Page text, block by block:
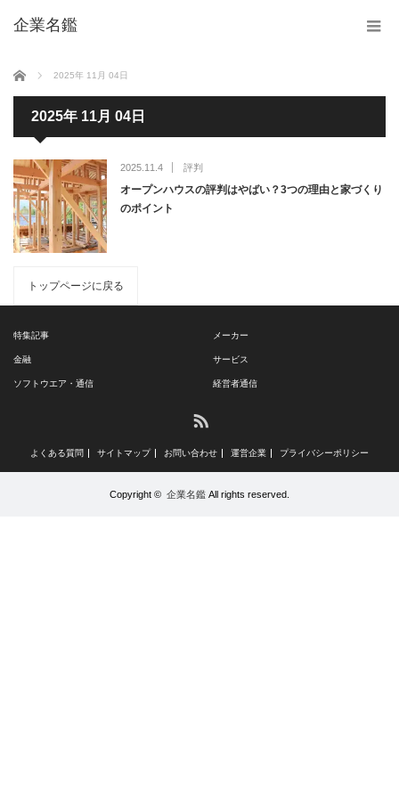
企業名鑑
ホーム 2025年 11月 04日
2025年 11月 04日
2025.11.4 評判
オープンハウスの評判はやばい？3つの理由と家づくり
のポイント
トップページに戻る
特集記事 メーカー
金融 サービス
ソフトウエア・通信 経営者通信
よくある質問 サイトマップ お問い合わせ 運営企業 プライバシーポリシー
Copyright © 企業名鑑 All rights reserved.